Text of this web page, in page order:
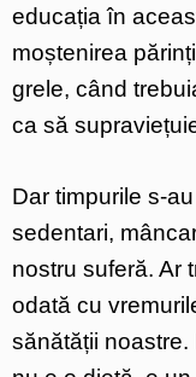
educația în
moștenirea
grele, când
ca să
Dar timpurile s-
sedentari,
nostru suferă. Ar
odată cu
sănătății